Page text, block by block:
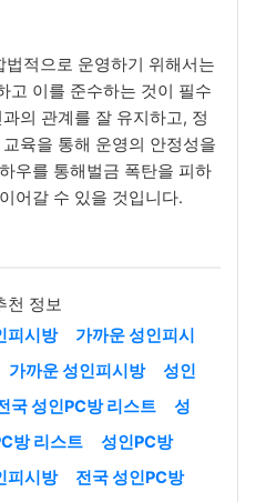
적으로 운영하기 위해서는
고 이를 준수하는 것이 필수
의 관계를 잘 유지하고, 정
육을 통해 운영의 안정성을
우를 통해벌금 폭탄을 피하
어갈 수 있을 것입니다.
천 정보
피시방
가까운 성인피시
가까운 성인피시방
성인
국 성인PC방 리스트
성
방 리스트
성인PC방
피시방
전국 성인PC방